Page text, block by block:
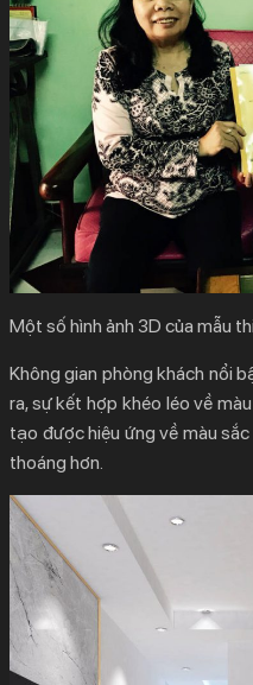
Một số hình ảnh 3D của mẫu
Không gian phòng khách nổi
ra, sự kết hợp khéo léo về
tạo được hiệu ứng về màu
thoáng hơn.